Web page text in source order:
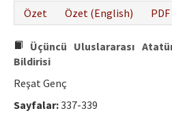
Özet
Özet (English) PDF
Üçüncü Uluslararası
Bildirisi
Reşat Genç
Sayfalar:337-339